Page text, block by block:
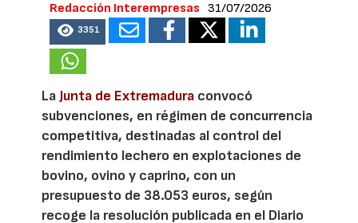
Redacción Interempresas 31/07/2026
3351
La Junta de Extremadura convocó
subvenciones, en régimen de concurrencia
competitiva, destinadas al control del
rendimiento lechero en explotaciones de
bovino, ovino y caprino, con un
presupuesto de 38.053 euros, según
recoge la resolución publicada en el Diario